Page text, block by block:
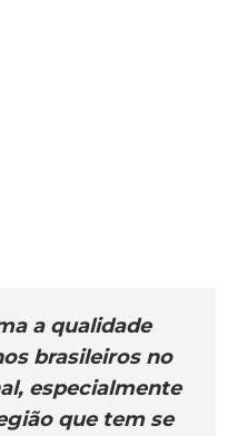
a qualidade
brasileiros no
especialmente
que tem se